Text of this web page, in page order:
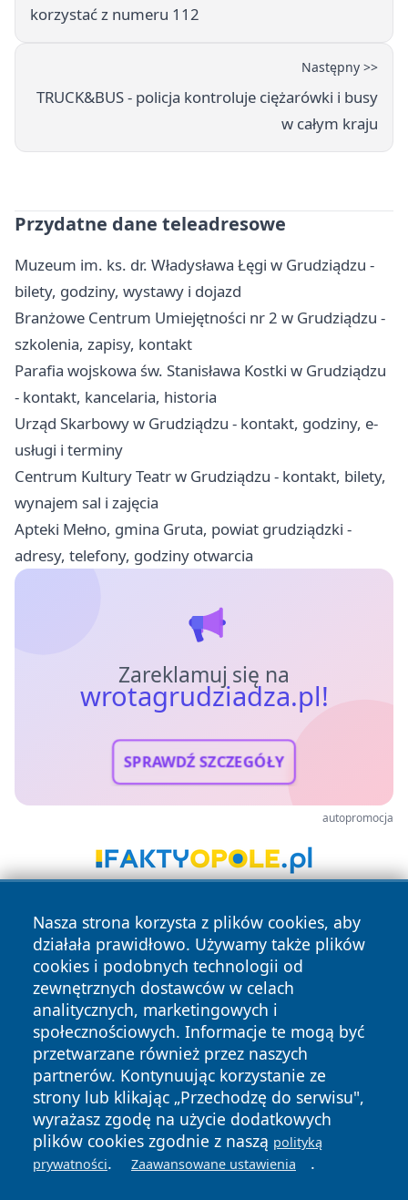
korzystać z numeru 112
Następny >>
TRUCK&BUS - policja kontroluje ciężarówki i busy
w całym kraju
Przydatne dane teleadresowe
Muzeum im. ks. dr. Władysława Łęgi w Grudziądzu -
bilety, godziny, wystawy i dojazd
Branżowe Centrum Umiejętności nr 2 w Grudziądzu -
szkolenia, zapisy, kontakt
Parafia wojskowa św. Stanisława Kostki w Grudziądzu
- kontakt, kancelaria, historia
Urząd Skarbowy w Grudziądzu - kontakt, godziny, e-
usługi i terminy
Centrum Kultury Teatr w Grudziądzu - kontakt, bilety,
wynajem sal i zajęcia
Apteki Mełno, gmina Gruta, powiat grudziądzki -
adresy, telefony, godziny otwarcia
Zareklamuj się na
wrotagrudziadza.pl!
SPRAWDŹ SZCZEGÓŁY
autopromocja
Nasza strona korzysta z plików cookies, aby
działała prawidłowo. Używamy także plików
cookies i podobnych technologii od
zewnętrznych dostawców w celach
analitycznych, marketingowych i
społecznościowych. Informacje te mogą być
przetwarzane również przez naszych
partnerów. Kontynuując korzystanie ze
strony lub klikając „Przechodzę do serwisu",
wyrażasz zgodę na użycie dodatkowych
plików cookies zgodnie z naszą polityką
prywatności. Zaawansowane ustawienia .
Copyright © 2026 wrotagrudziadza.pl Wszystkie prawa
zastrzeżone.
News Autorzy
Polityka
Prywatności
Polityka
Cookies